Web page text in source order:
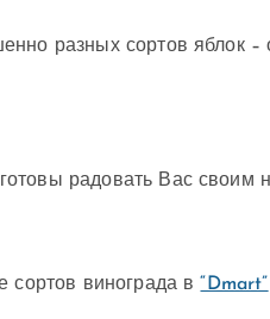
разных сортов яблок
радовать Вас своим
сортов винограда в“Dmart”